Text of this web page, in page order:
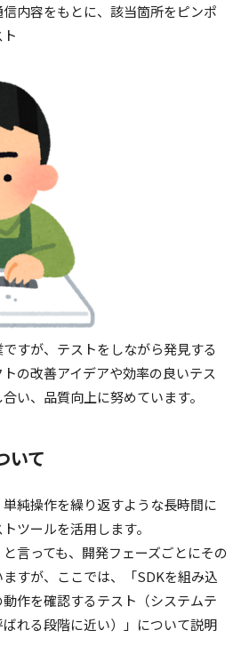
信内容をもとに、該当箇所をピンポ
すが、テストをしながら発見する
の改善アイデアや効率の良いテス
い、品質向上に努めています。
いて
純操作を繰り返すような長時間に
ツールを活用します。
言っても、開発フェーズごとにその
すが、ここでは、「SDKを組み込
作を確認するテスト（システムテ
れる段階に近い）」について説明